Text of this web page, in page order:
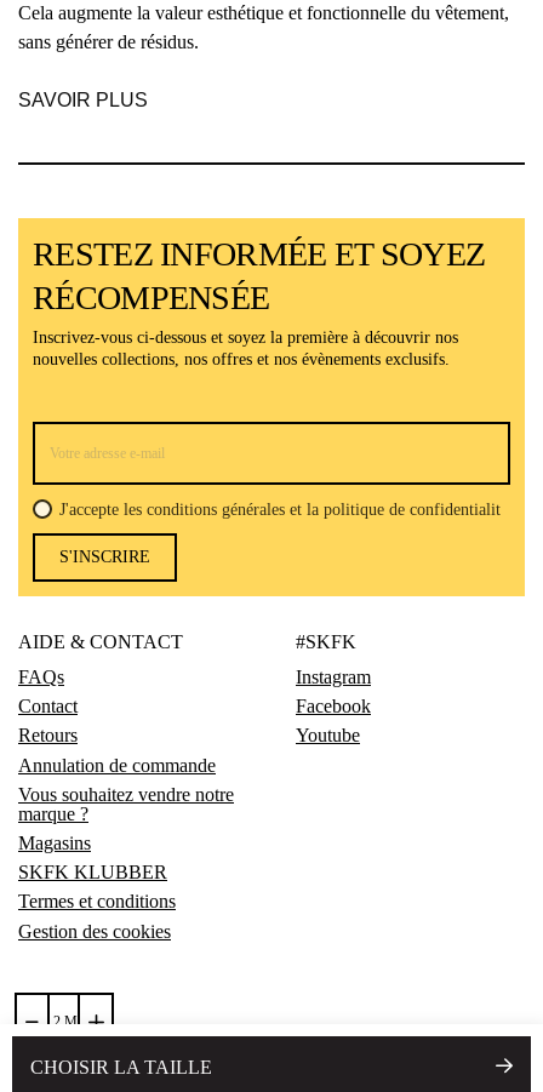
La quantité minimale pour pouvoir commander ce produit est 2.
Cela augmente la valeur esthétique et fonctionnelle du vêtement,
sans générer de résidus.
SAVOIR PLUS
RESTEZ INFORMÉE ET SOYEZ
RÉCOMPENSÉE
Inscrivez-vous ci-dessous et soyez la première à découvrir nos
nouvelles collections, nos offres et nos évènements exclusifs.
J'accepte les conditions générales et la politique de confidentialit
S'INSCRIRE
AIDE & CONTACT
FAQs
Contact
Retours
Annulation de commande
Vous souhaitez vendre notre
marque ?
Magasins
SKFK KLUBBER
Termes et conditions
Gestion des cookies
#SKFK
Instagram
Facebook
Youtube
Cookies Politique de confidentialité
Avis de droits d'auteur
© 2024
CHOISIR LA TAILLE